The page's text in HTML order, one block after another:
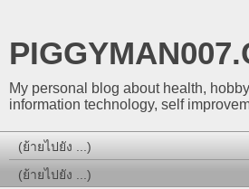
My personal blog about health,
information technology, self